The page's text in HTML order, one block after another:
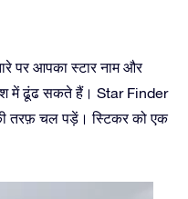
पर आपका स्टार नाम और
में ढूंढ सकते हैं। Star Finder
तरफ़ चल पड़ें। स्टिकर को एक